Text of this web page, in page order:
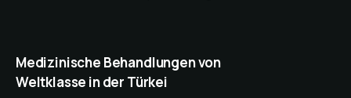
Medizinische Behandlungen von
Weltklasse in der Türkei